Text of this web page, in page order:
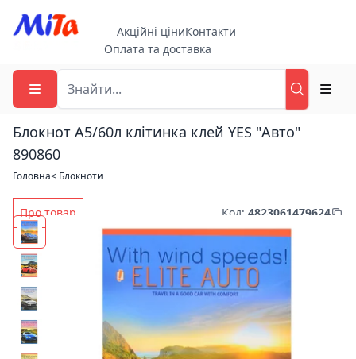
Акційні ціниКонтакти
Оплата та доставка
Блокнот А5/60л клітинка клей YES "Авто"
890860
Головна< Блокноти
Про товар Код: 4823061479624